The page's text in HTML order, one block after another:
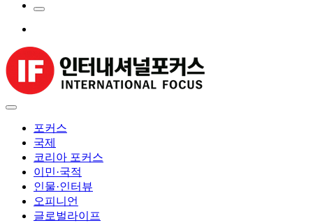
포커스
국제
코리아 포커스
이민·국적
인물·인터뷰
오피니언
글로벌라이프